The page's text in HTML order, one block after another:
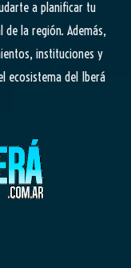
a planificar tu
la región. Además,
instituciones y
ecosistema del Iberá